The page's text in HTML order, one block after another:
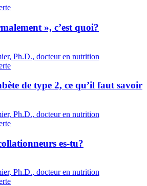
», c’est quoi?
Ph.D., docteur en nutrition
de type 2, ce qu’il faut savoir
Ph.D., docteur en nutrition
es-tu?
Ph.D., docteur en nutrition